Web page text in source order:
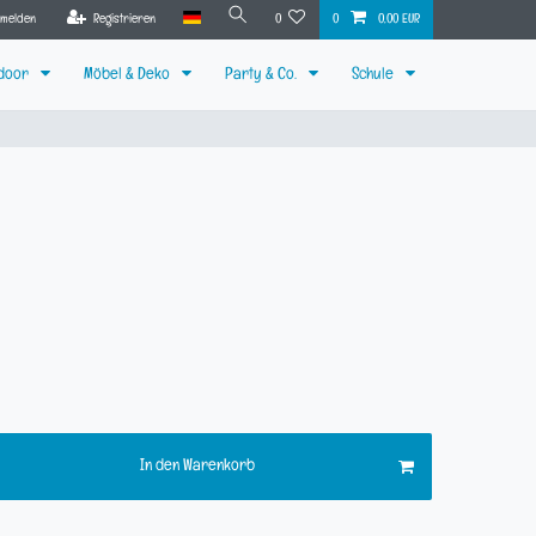
Registrieren 0 0 0,00 EUR
Möbel & Deko Party & Co. Schule
In den Warenkorb